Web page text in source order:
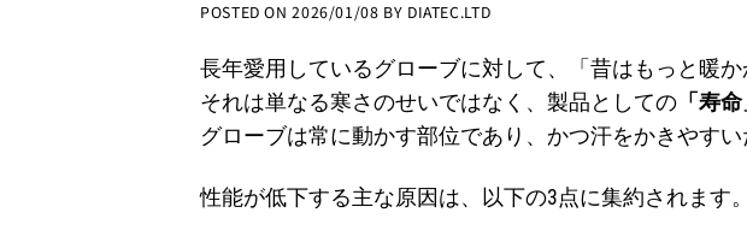
POSTED ON2026/01/08 BY DIATEC.LTD
長年愛用しているグローブに対して、「昔はもっと暖
それは単なる寒さのせいではなく、製品としての 「寿命
グローブは常に動かす部位であり、かつ汗をかきやす
性能が低下する主な原因は、以下の3点に集約されます。